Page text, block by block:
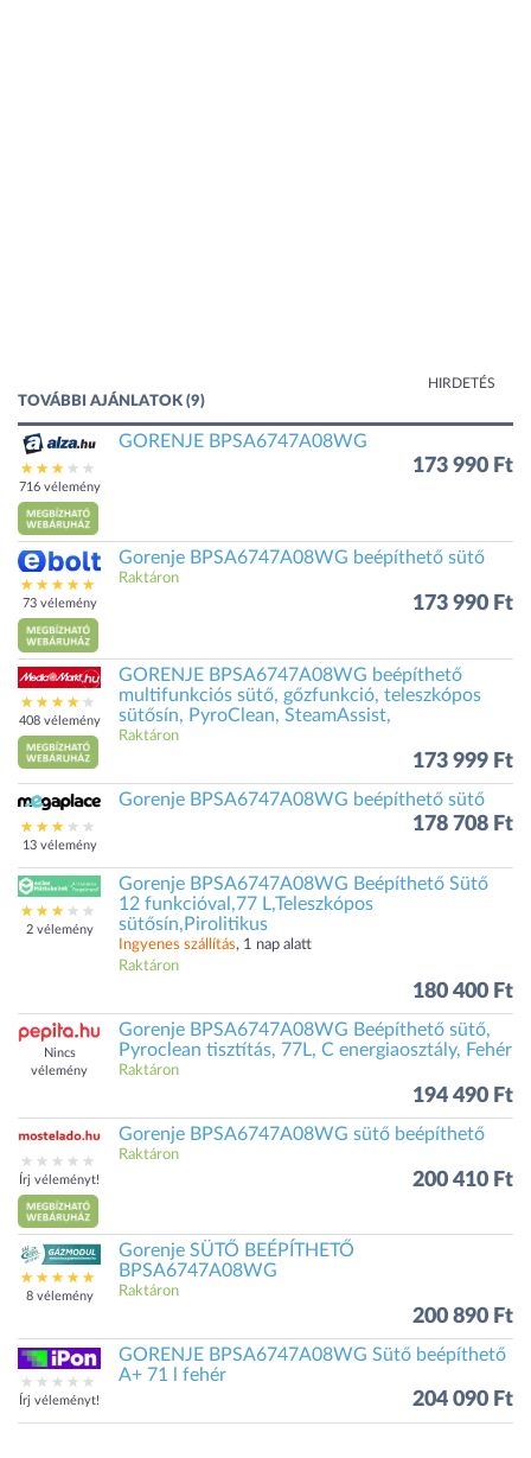
HIRDETÉS
TOVÁBBI AJÁNLATOK (9)
716 vélemény
GORENJE BPSA6747A08WG
173 990 Ft
73 vélemény
Gorenje BPSA6747A08WG beépíthető sütő
Raktáron
173 990 Ft
408 vélemény
GORENJE BPSA6747A08WG beépíthető
multifunkciós sütő, gőzfunkció, teleszkópos
sütősín, PyroClean, SteamAssist,
Raktáron
173 999 Ft
13 vélemény
Gorenje BPSA6747A08WG beépíthető sütő
178 708 Ft
2 vélemény
Gorenje BPSA6747A08WG Beépíthető Sütő
12 funkcióval,77 L,Teleszkópos
sütősín,Pirolitikus
Ingyenes szállítás, 1 nap alatt
Raktáron
180 400 Ft
Nincs
vélemény
Gorenje BPSA6747A08WG Beépíthető sütő,
Pyroclean tisztítás, 77L, C energiaosztály, Fehér
Raktáron
194 490 Ft
Írj véleményt!
Gorenje BPSA6747A08WG sütő beépíthető
Raktáron
200 410 Ft
8 vélemény
Gorenje SÜTŐ BEÉPÍTHETŐ
BPSA6747A08WG
Raktáron
200 890 Ft
Írj véleményt!
GORENJE BPSA6747A08WG Sütő beépíthető
A+ 71 l fehér
204 090 Ft